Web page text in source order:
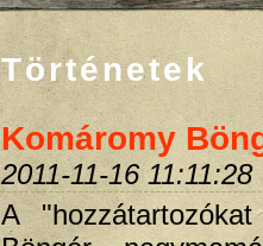
Történetek
Komáromy
2011-11-16 11:11:28
A